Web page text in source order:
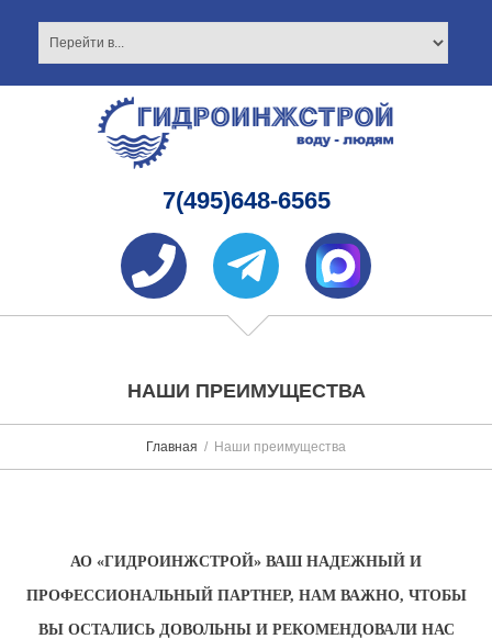
7(495)648-6565
НАШИ ПРЕИМУЩЕСТВА
Главная Наши преимущества
АО «ГИДРОИНЖСТРОЙ» ВАШ НАДЕЖНЫЙ И
ПРОФЕССИОНАЛЬНЫЙ ПАРТНЕР, НАМ ВАЖНО, ЧТОБЫ
ВЫ ОСТАЛИСЬ ДОВОЛЬНЫ И РЕКОМЕНДОВАЛИ НАС